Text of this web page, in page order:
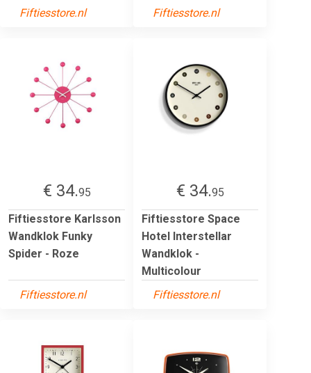
Fiftiesstore.nl Fiftiesstore.nl
€ 34.95
Fiftiesstore Karlsson
Wandklok Funky
Spider - Roze
Fiftiesstore.nl
€ 34.95
Fiftiesstore Space
Hotel Interstellar
Wandklok -
Multicolour
Fiftiesstore.nl